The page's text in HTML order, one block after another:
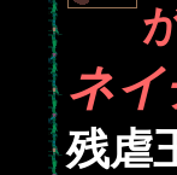
ネ
残虐